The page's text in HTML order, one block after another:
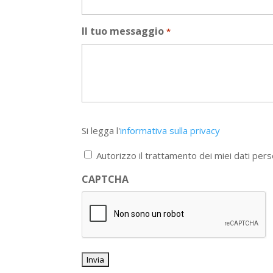
Il tuo messaggio *
legga
l'informativa
privacy
*
Si legga l'informativa sulla privacy
Autorizzo il trattamento dei miei dati
CAPTCHA